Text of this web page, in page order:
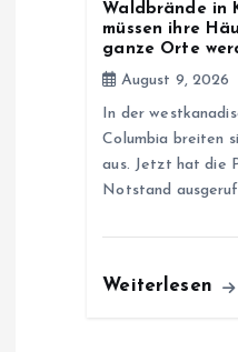
Waldbrände in
müssen ihre
ganze Orte
August 9, 2026
In der
Columbia breiten
aus. Jetzt hat die
Notstand
Weiterlesen